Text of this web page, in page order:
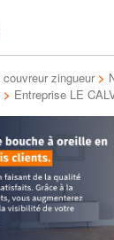
couvreur zingueur >
> Entreprise LE